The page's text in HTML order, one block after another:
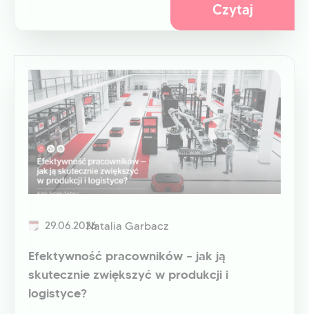
Czytaj
29.06.2026Natalia Garbacz
Efektywność pracowników – jak ją
skutecznie zwiększyć w produkcji i
logistyce?